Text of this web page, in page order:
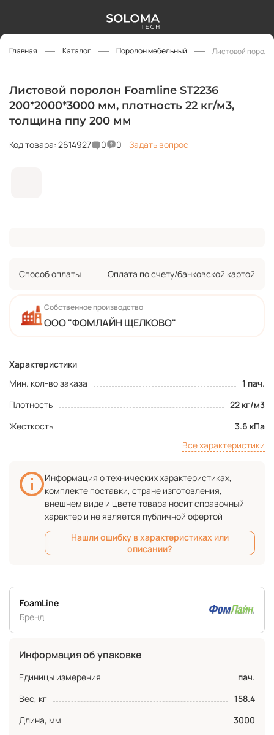
Главная Каталог Поролон мебельный Листовой
Листовой поролон Foamline ST2236
200*2000*3000 мм, плотность 22 кг/м3,
толщина ппу 200 мм
Код товара: 2614927 0 0 Задать вопрос
Характеристики
Мин. кол-во заказа
1 пач.
Плотность
22 кг/м3
Жесткость
3.6 кПа
Все характеристики
Собственное производство
ООО "ФОМЛАЙН ЩЕЛКОВО"
Способ оплаты Оплата по счету/банковской картой
Информация о технических характеристиках,
комплекте поставки, стране изготовления,
внешнем виде и цвете товара носит справочный
характер и не является публичной офертой
Нашли ошибку в характеристиках или
описании?
FoamLine
Бренд
Информация об упаковке
Единицы измерения
пач.
Вес, кг
158.4
Длина, мм
3000